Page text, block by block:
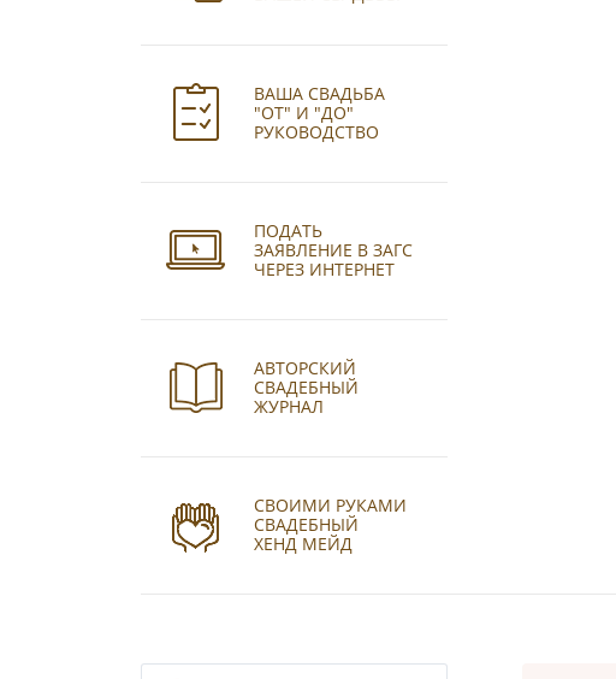
ВАША СВАДЬБА
"ОТ" И "ДО"
РУКОВОДСТВО
ПОДАТЬ
ЗАЯВЛЕНИЕ В ЗАГС
ЧЕРЕЗ ИНТЕРНЕТ
АВТОРСКИЙ
СВАДЕБНЫЙ
ЖУРНАЛ
СВОИМИ РУКАМИ
СВАДЕБНЫЙ
ХЕНД МЕЙД